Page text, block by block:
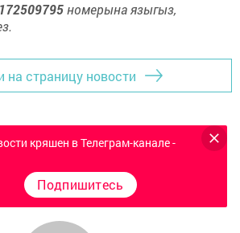
номерына языгыз,
на страницу новости
кряшен в Телеграм-канале -
Подпишитесь